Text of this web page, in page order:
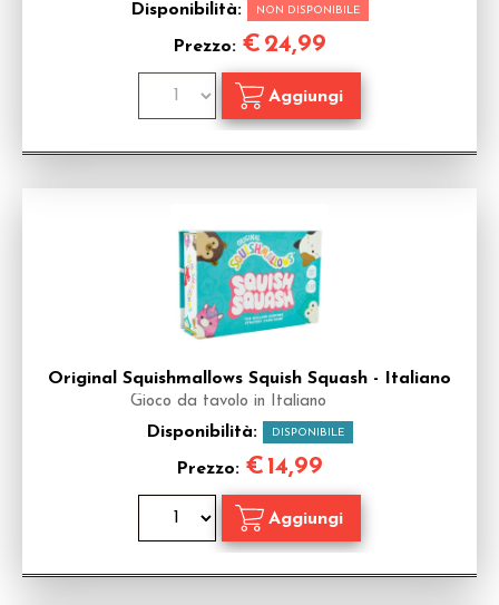
Disponibilità: NON DISPONIBILE
Prezzo: € 24,99
Original Squishmallows Squish Squash - Italiano
Gioco da tavolo in Italiano
Disponibilità: DISPONIBILE
Prezzo: €14,99